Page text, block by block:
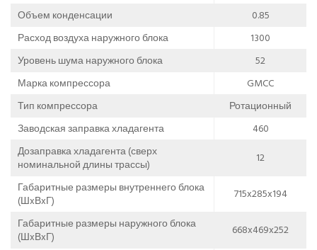
Объем конденсации
0.85
Расход воздуха наружного блока
1300
Уровень шума наружного блока
52
Марка компрессора
GMCC
Тип компрессора
Ротационный
Заводская заправка хладагента
460
Дозаправка хладагента (сверх
номинальной длины трассы)
12
Габаритные размеры внутреннего блока
(ШxВxГ)
715x285x194
Габаритные размеры наружного блока
(ШxВxГ)
668x469x252